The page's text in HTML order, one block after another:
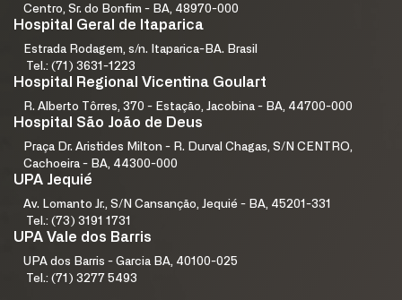
Centro, Sr. do Bonfim - BA, 48970-000
Hospital Geral de Itaparica
Estrada Rodagem, s/n. Itaparica-BA. Brasil
Tel.: (71) 3631-1223
Hospital Regional Vicentina Goulart
R. Alberto Tôrres, 370 - Estação, Jacobina - BA, 44700-000
Hospital São João de Deus
Praça Dr. Aristides Milton - R. Durval Chagas, S/N CENTRO,
Cachoeira - BA, 44300-000
UPA Jequié
Av. Lomanto Jr., S/N Cansanção, Jequié - BA, 45201-331
Tel.: (73) 3191 1731
UPA Vale dos Barris
UPA dos Barris - Garcia BA, 40100-025
Tel.: (71) 3277 5493